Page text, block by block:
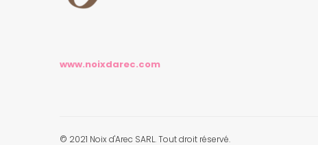
www.noixdarec.com
© 2021 Noix d'Arec SARL. Tout droit réservé.